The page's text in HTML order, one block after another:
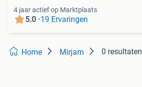
4 jaar actief op Marktplaats
5.0 ·19 Ervaringen
Home Mirjam 0 resultaten